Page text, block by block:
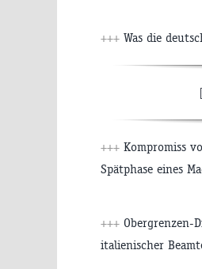
+++ Was die
+++ Kompromiss
Spätphase eines
+++ Obergrenzen-
italienischer